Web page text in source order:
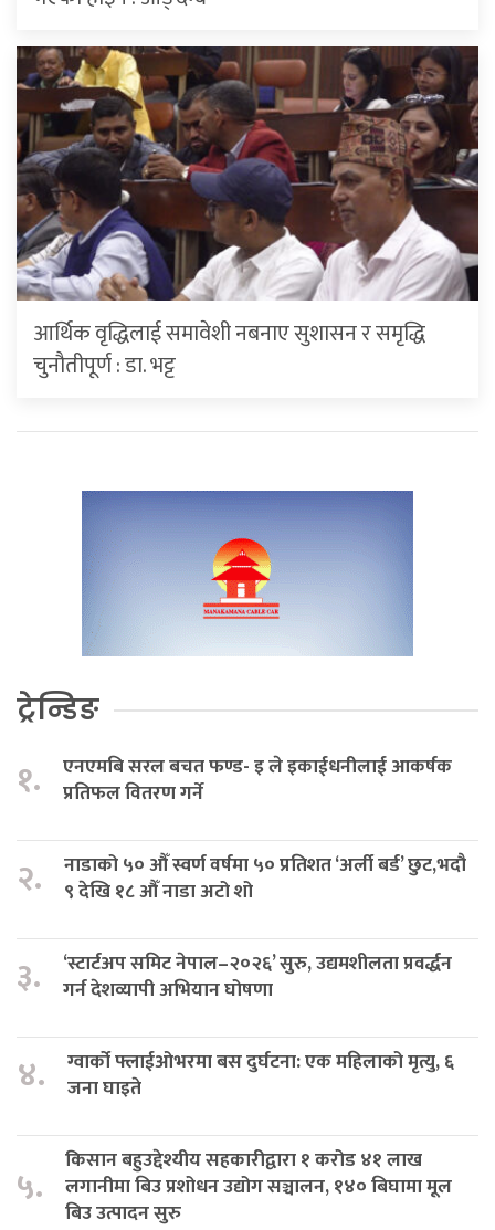
आर्थिक वृद्धिलाई समावेशी नबनाए सुशासन र समृद्धि
चुनौतीपूर्ण : डा. भट्ट
ट्रेन्डिङ
१.
एनएमबि सरल बचत फण्ड- इ ले इकाईधनीलाई आकर्षक
प्रतिफल वितरण गर्ने
२.
नाडाको ५० औँ स्वर्ण वर्षमा ५० प्रतिशत ‘अर्ली बर्ड’ छुट,भदौ
९ देखि १८ औँ नाडा अटो शो
३.
‘स्टार्टअप समिट नेपाल–२०२६’ सुरु, उद्यमशीलता प्रवर्द्धन
गर्न देशव्यापी अभियान घोषणा
४.
ग्वार्को फ्लाईओभरमा बस दुर्घटना: एक महिलाको मृत्यु, ६
जना घाइते
५.
किसान बहुउद्देश्यीय सहकारीद्वारा १ करोड ४१ लाख
लगानीमा बिउ प्रशोधन उद्योग सञ्चालन, १४० बिघामा मूल
बिउ उत्पादन सुरु